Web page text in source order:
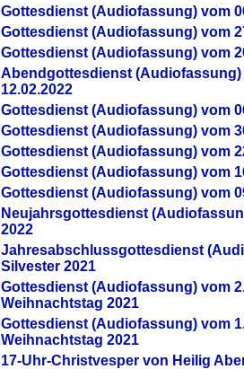
Gottesdienst (Audiofassung) vom
Gottesdienst (Audiofassung) vom
Gottesdienst (Audiofassung) vom
Abendgottesdienst (Audiofassung)
12.02.2022
Gottesdienst (Audiofassung) vom
Gottesdienst (Audiofassung) vom
Gottesdienst (Audiofassung) vom
Gottesdienst (Audiofassung) vom
Gottesdienst (Audiofassung) vom
Neujahrsgottesdienst
2022
Jahresabschlussgottesdienst
Silvester 2021
Gottesdienst (Audiofassung) vom
Weihnachtstag 2021
Gottesdienst (Audiofassung) vom
Weihnachtstag 2021
17-Uhr-Christvesper von Heilig